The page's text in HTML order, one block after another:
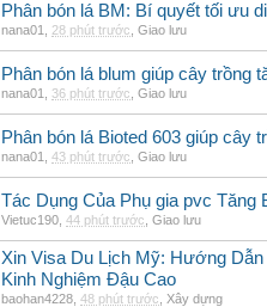
Phân bón lá BM: Bí quyết tối ưu
nana01 28 phút trước Giao lưu
Phân bón lá blum giúp cây trồng
nana01 36 phút trước Giao lưu
Phân bón lá Bioted 603 giúp cây
nana01 43 phút trước Giao lưu
Tác Dụng Của Phụ gia pvc Tăng
Vietuc190 44 phút trước Giao lưu
Xin Visa Du Lịch Mỹ: Hướng
Kinh Nghiệm Đậu Cao
baohan4228 48 phút trước Xây dựng